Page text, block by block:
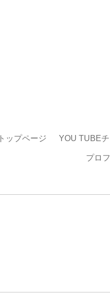
トップページ YOU TUBE
プロ